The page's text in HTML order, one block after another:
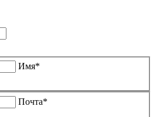
Имя*
Почта*